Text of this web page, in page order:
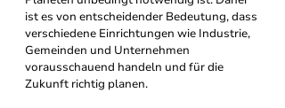
ist es von entscheidender Bedeutung, dass
verschiedene Einrichtungen wie Industrie,
Gemeinden und Unternehmen
vorausschauend handeln und für die
Zukunft richtig planen.